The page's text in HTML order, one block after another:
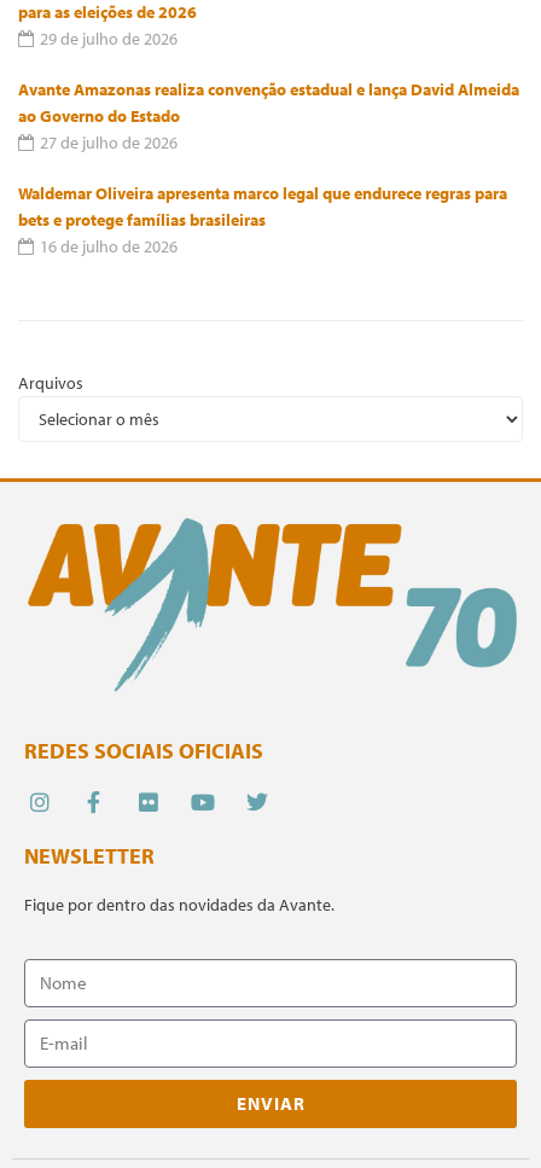
para as eleições de 2026
29 de julho de 2026
Avante Amazonas realiza convenção estadual e lança David Almeida
ao Governo do Estado
27 de julho de 2026
Waldemar Oliveira apresenta marco legal que endurece regras para
bets e protege famílias brasileiras
16 de julho de 2026
Arquivos
REDES SOCIAIS OFICIAIS
NEWSLETTER
Fique por dentro das novidades da Avante.
ENVIAR